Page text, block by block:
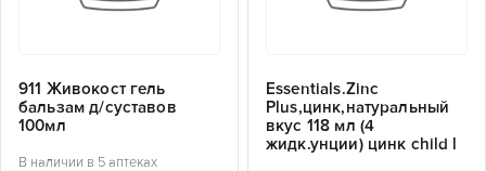
911 Живокост гель
бальзам д/суставов
100мл
В наличии в 5 аптеках
Essentials.Zinc
Plus,цинк,натуральный
вкус 118 мл (4
жидк.унции) цинк child l